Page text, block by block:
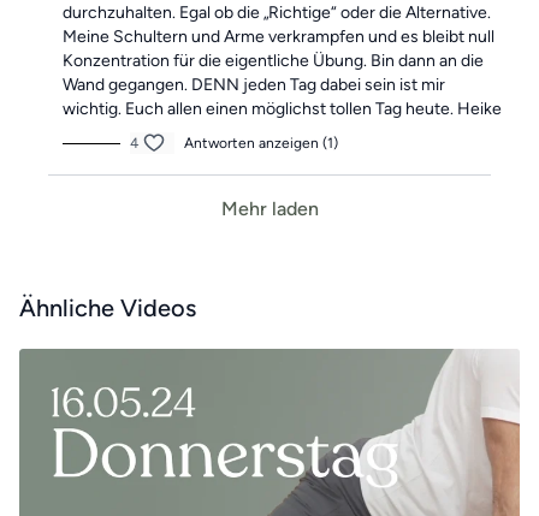
durchzuhalten. Egal ob die „Richtige“ oder die Alternative.
Meine Schultern und Arme verkrampfen und es bleibt null
Konzentration für die eigentliche Übung. Bin dann an die
Wand gegangen. DENN jeden Tag dabei sein ist mir
wichtig. Euch allen einen möglichst tollen Tag heute. Heike
4 Antworten anzeigen (1)
Mehr laden
Ähnliche Videos